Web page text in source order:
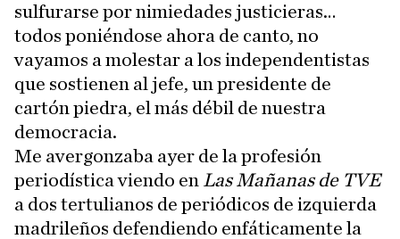
sulfurarse por nimiedades justicieras…
todos poniéndose ahora de canto, no
vayamos a molestar a los independentistas
que sostienen al jefe, un presidente de
cartón piedra, el más débil de nuestra
democracia.
Me avergonzaba ayer de la profesión
periodística viendo en Las Mañanas de TVE
a dos tertulianos de periódicos de izquierda
madrileños defendiendo enfáticamente la